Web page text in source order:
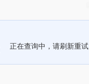
正在查询中，请刷新重试